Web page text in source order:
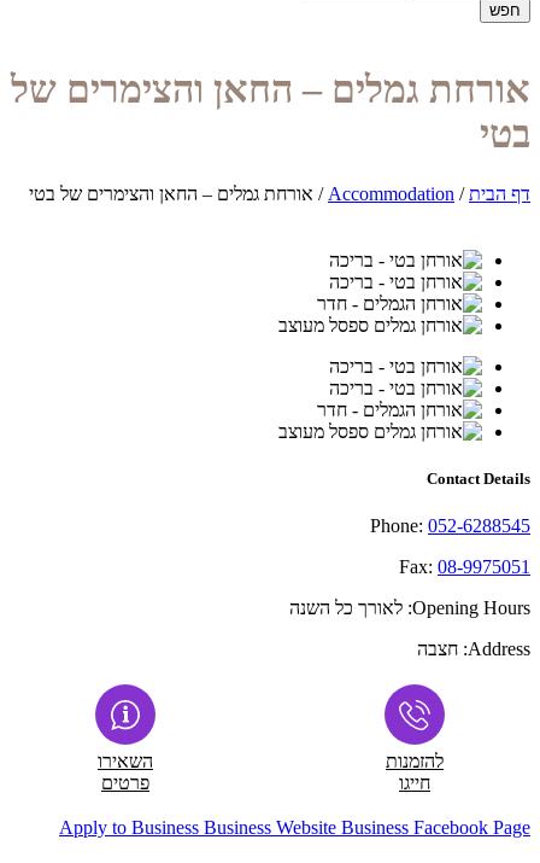
חפש
אורחת גמלים – החאן והצימרים של
בטי
דף הבית/
Accommodation
/ אורחת גמלים – החאן והצימרים של בטי
Contact Details
Phone: 052-6288545
Fax: 08-9975051
Opening Hours: לאורך כל השנה
Address: חצבה
להזמנות
חייגו
השאירו
פרטים
Apply to Business Business Website Business Facebook Page